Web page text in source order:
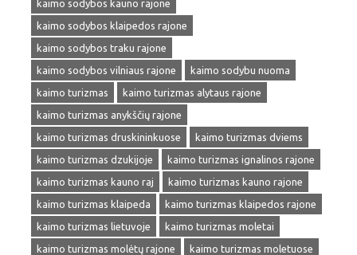
kaimo sodybos kauno rajone
kaimo sodybos klaipedos rajone
kaimo sodybos traku rajone
kaimo sodybos vilniaus rajone
kaimo sodybu nuoma
kaimo turizmas
kaimo turizmas alytaus rajone
kaimo turizmas anykščių rajone
kaimo turizmas druskininkuose
kaimo turizmas dviems
kaimo turizmas dzukijoje
kaimo turizmas ignalinos rajone
kaimo turizmas kauno raj
kaimo turizmas kauno rajone
kaimo turizmas klaipeda
kaimo turizmas klaipedos rajone
kaimo turizmas lietuvoje
kaimo turizmas moletai
kaimo turizmas molėtų rajone
kaimo turizmas moletuose